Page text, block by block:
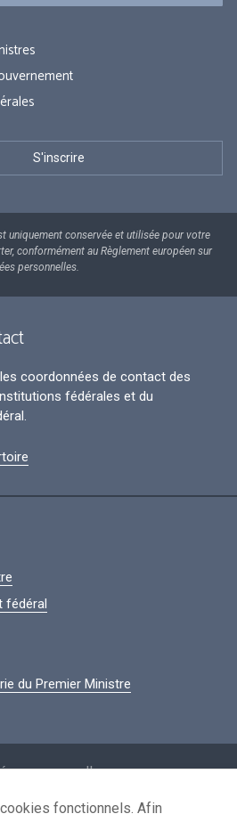
uniquement conservée et utilisée pour votre
conformément au Règlement européen sur
personnelles.
coordonnées de contact des
fédérales et du
fédéral
du Premier Ministre
personnelles
de réutilisation
fonctionnels. Afin